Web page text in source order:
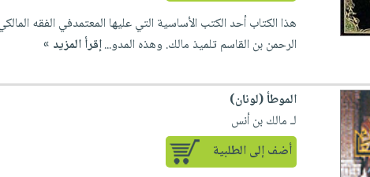
هذا الكتاب أحد الكتب الأساسية التي عليها المعتمدفي الفقه
الرحمن بن القاسم تلميذ مالك. وهذه المدو...إقرأ المزيد »
الموطأ (لونان)
لـ مالك بن أنس
أضف إلى الطلبية